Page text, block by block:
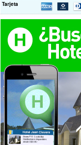
Tarjeta